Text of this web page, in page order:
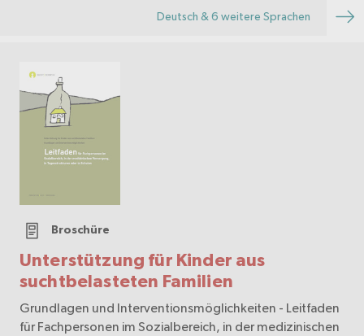
Deutsch & 6 weitere Sprachen
Unterstützung für Kinder aus
suchtbelasteten Familien
Broschüre
Grundlagen und Interventionsmöglichkeiten - Leitfaden
für Fachpersonen im Sozialbereich, in der medizinischen